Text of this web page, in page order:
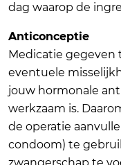
dag waarop de
Anticonceptie
Medicatie gegeven
eventuele
jouw hormonale
werkzaam is.
de operatie
condoom) te